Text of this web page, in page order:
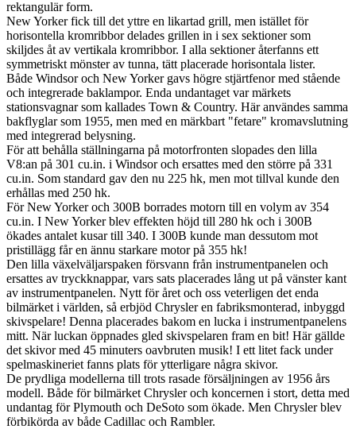
rektangulär form.
New Yorker fick till det yttre en likartad grill, men istället för
horisontella kromribbor delades grillen in i sex sektioner som
skiljdes åt av vertikala kromribbor. I alla sektioner återfanns ett
symmetriskt mönster av tunna, tätt placerade horisontala lister.
Både Windsor och New Yorker gavs högre stjärtfenor med stående
och integrerade baklampor. Enda undantaget var märkets
stationsvagnar som kallades Town & Country. Här användes samma
bakflyglar som 1955, men med en märkbart "fetare" kromavslutning
med integrerad belysning.
För att behålla ställningarna på motorfronten slopades den lilla
V8:an på 301 cu.in. i Windsor och ersattes med den större på 331
cu.in. Som standard gav den nu 225 hk, men mot tillval kunde den
erhållas med 250 hk.
För New Yorker och 300B borrades motorn till en volym av 354
cu.in. I New Yorker blev effekten höjd till 280 hk och i 300B
ökades antalet kusar till 340. I 300B kunde man dessutom mot
pristillägg får en ännu starkare motor på 355 hk!
Den lilla växelväljarspaken försvann från instrumentpanelen och
ersattes av tryckknappar, vars sats placerades lång ut på vänster kant
av instrumentpanelen. Nytt för året och oss veterligen det enda
bilmärket i världen, så erbjöd Chrysler en fabriksmonterad, inbyggd
skivspelare! Denna placerades bakom en lucka i instrumentpanelens
mitt. När luckan öppnades gled skivspelaren fram en bit! Här gällde
det skivor med 45 minuters oavbruten musik! I ett litet fack under
spelmaskineriet fanns plats för ytterligare några skivor.
De prydliga modellerna till trots rasade försäljningen av 1956 års
modell. Både för bilmärket Chrysler och koncernen i stort, detta med
undantag för Plymouth och DeSoto som ökade. Men Chrysler blev
förbikörda av både Cadillac och Rambler.